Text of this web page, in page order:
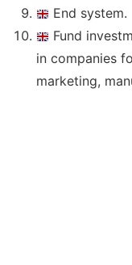
End system.
Fund
in companies
marketing,